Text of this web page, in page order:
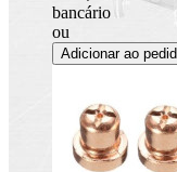
bancário
ou
Adicionar ao